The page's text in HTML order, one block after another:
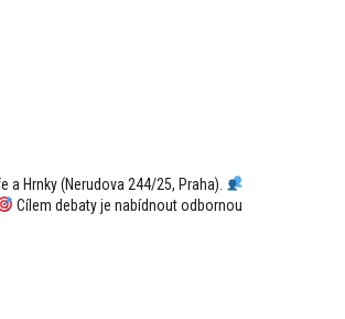
a Hrnky (Nerudova 244/25, Praha).
Cílem debaty je nabídnout odbornou